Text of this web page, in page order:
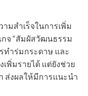
มสำเร็จในการเพิ่ม
กจ “สัมผัสวัฒนธรรม
ทำร่มกระดาษ และ
เพิ่มรายได้ แต่ยังช่วย
ส่งผลให้มีการแนะนำ